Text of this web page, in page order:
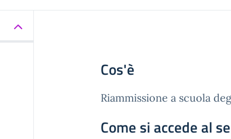
Cos'è
Riammissione a scuola
Come si accede al